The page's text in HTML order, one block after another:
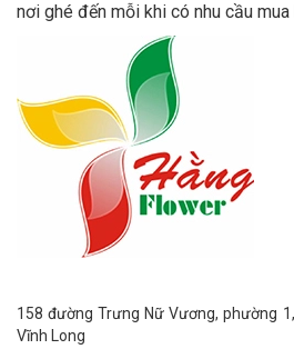
nơi ghé đến mỗi khi có nhu cầu mua
158 đường Trưng Nữ Vương, phường
Vĩnh Long